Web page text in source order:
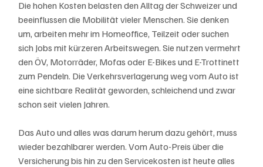
Die hohen Kosten belasten den Alltag der Schweizer und
beeinflussen die Mobilität vieler Menschen. Sie denken
um, arbeiten mehr im Homeoffice, Teilzeit oder suchen
sich Jobs mit kürzeren Arbeitswegen. Sie nutzen vermehrt
den ÖV, Motorräder, Mofas oder E-Bikes und E-Trottinett
zum Pendeln. Die Verkehrsverlagerung weg vom Auto ist
eine sichtbare Realität geworden, schleichend und zwar
schon seit vielen Jahren.
Das Auto und alles was darum herum dazu gehört, muss
wieder bezahlbarer werden. Vom Auto-Preis über die
Versicherung bis hin zu den Servicekosten ist heute alles